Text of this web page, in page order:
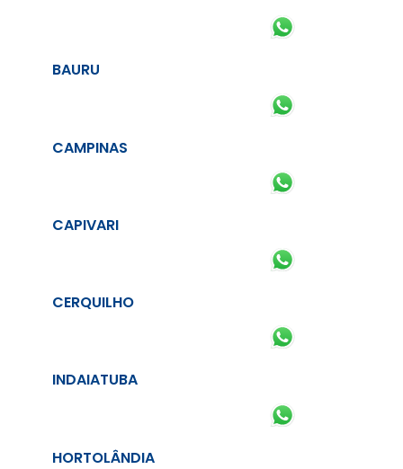
BAURU
CAMPINAS
CAPIVARI
CERQUILHO
INDAIATUBA
HORTOLÂNDIA